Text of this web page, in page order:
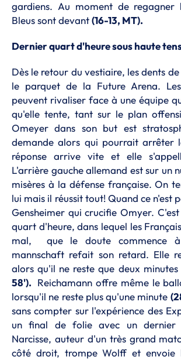
gardiens. Au moment de regagner
Bleus sont devant(16-13, MT).
Dernier quart d'heure sous haute
Dès le retour du vestiaire, les dents
le parquet de la Future Arena.
peuvent rivaliser face à une équipe
qu'elle tente, tant sur le plan
Omeyer dans son but est
demande alors qui pourrait arrêter
réponse arrive vite et elle
L'arrière gauche allemand est sur un
misères à la défense française. On
lui mais il réussit tout! Quand ce n'est
Gensheimer qui crucifie Omyer.
quart d'heure, dans lequel les
mal, que le doute commence à
mannschaft refait son retard. Elle
alors qu'il ne reste que deux
58'). Reichamann offre même le
lorsqu'il ne reste plus qu'une minute
sans compter sur l'expérience des
un final de folie avec un dernier
Narcisse, auteur d'un très grand
côté droit, trompe Wolff et envoie